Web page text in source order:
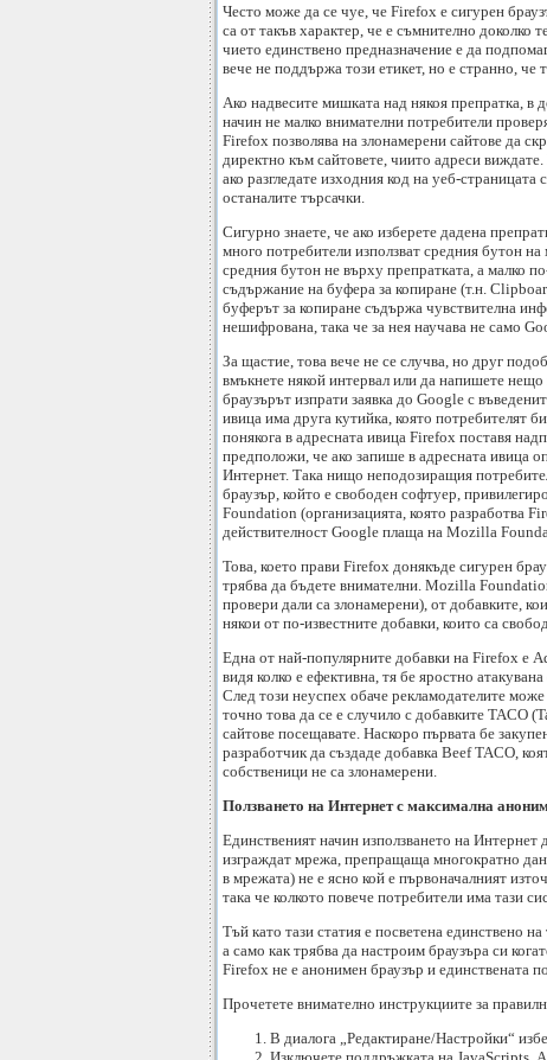
Често може да се чуе, че Firefox е сигурен
са от такъв характер, че е съмнително
чието единствено предназначение е да
вече не поддържа този етикет, но е странно, че
Ако надвесите мишката над някоя препратка, в
начин не малко внимателни потребители
Firefox позволява на злонамерени сайтове да
директно към сайтовете, чиито адреси
ако разгледате изходния код на уеб-
останалите търсачки.
Сигурно знаете, че ако изберете дадена
много потребители използват средния бутон
средния бутон не върху препратката, а малко
съдържание на буфера за копиране (т.н.
буферът за копиране съдържа чувствителна
нешифрована, така че за нея научава не само
За щастие, това вече не се случва, но друг
вмъкнете някой интервал или да напишете
браузърът изпрати заявка до Google с
ивица има друга кутийка, която потребителят
понякога в адресната ивица Firefox поставя
предположи, че ако запише в адресната ивица
Интернет. Така нищо неподозиращия
браузър, който е свободен софтуер,
Foundation (организацията, която разработва
действителност Google плаща на Mozilla
Това, което прави Firefox донякъде сигурен
трябва да бъдете внимателни. Mozilla
провери дали са злонамерени), от добавките,
някои от по-известните добавки, които са
Една от най-популярните добавки на Firefox е
видя колко е ефективна, тя бе яростно
След този неуспех обаче рекламодателите
точно това да се е случило с добавките TACO
сайтове посещавате. Наскоро първата бе
разработчик да създаде добавка Beef TACO,
собственици не са злонамерени.
Ползването на Интернет с максимална
Единственият начин използването на Интернет
изграждат мрежа, препращаща многократно
в мрежата) не е ясно кой е първоначалният
така че колкото повече потребители има тази
Тъй като тази статия е посветена единствено
а само как трябва да настроим браузъра си
Firefox не е анонимен браузър и единствената
Прочетете внимателно инструкциите за
В диалога „Редактиране/Настройки“